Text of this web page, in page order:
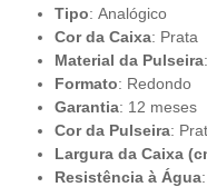
Tipo: Analógico
Cor da Caixa: Prata
Material da Pulseira
Formato: Redondo
Garantia: 12 meses
Cor da Pulseira:
Largura da Caixa
Resistência à Água